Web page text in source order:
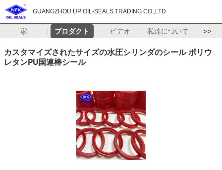
GUANGZHOU UP OIL-SEALS TRADING CO.,LTD
家 プロダクト ビデオ 私達について >>
カスタマイズされたサイズの水圧シリンダのシール ポリウ
レタンPU国連棒シール